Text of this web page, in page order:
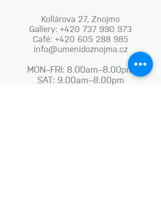
Kollárova 27, Znojmo
Gallery: +420 737 990 973
Café: +420 605 288 985
info@umenidoznojma.cz
MON–FRI: 8.00am–8.00pm
SAT: 9.00am–8.00pm